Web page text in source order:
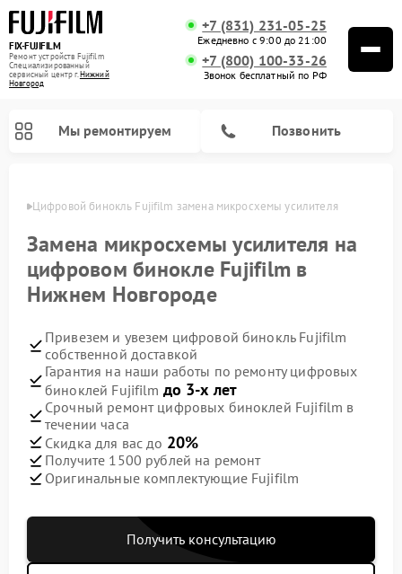
FIX-FUJIFILM
Ремонт устройств Fujifilm
Специализированный
cервисный центр г.Нижний
Новгород
+7 (831) 231-05-25
Ежедневно с 9:00 до 21:00
+7 (800) 100-33-26
Звонок бесплатный по РФ
Мы ремонтируем Позвонить
Цифровой бинокль Fujifilm замена микросхемы усилителя
Замена микросхемы усилителя на
цифровом бинокле Fujifilm в
Нижнем Новгороде
Привезем и увезем цифровой бинокль Fujifilm
собственной доставкой
Гарантия на наши работы по ремонту цифровых
биноклей Fujifilm до 3-х лет
Срочный ремонт цифровых биноклей Fujifilm в
течении часа
Скидка для вас до 20%
Получите 1500 рублей на ремонт
Оригинальные комплектующие Fujifilm
Получить консультацию